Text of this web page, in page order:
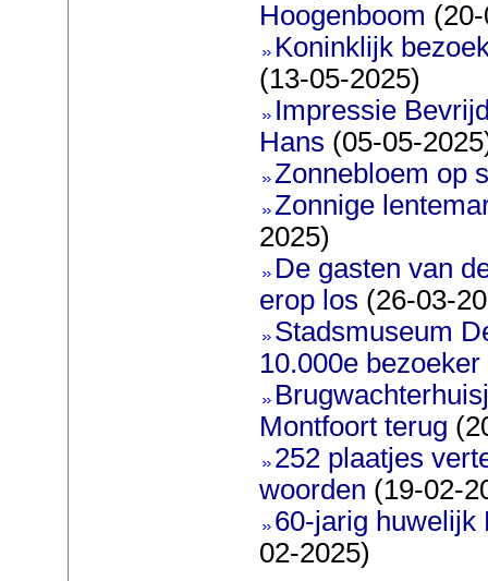
Hoogenboom
Koninklijk
(13-05-2025)
Impressie
Hans (05-05-
Zonnebloem op
Zonnige
2025)
De gasten van
erop los (26-03-
Stadsmuseum
10.000e bezoeker
Montfoort terug
252 plaatjes
woorden (19-02-
60-jarig huwelijk
02-2025)